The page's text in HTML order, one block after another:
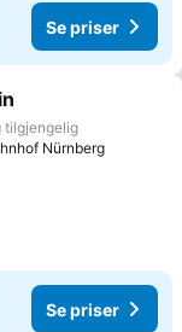
Se priser
tilgjengelig
Nürnberg
Se priser